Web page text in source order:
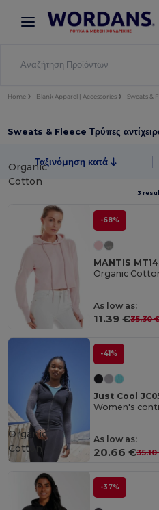
× Εφαρμογή Wordans
Καλύτερες τιμές στην
Home Blank Apparel | Accessories Sweats &
Sweats & Fleece Τρύπες
Ταξινόμηση κατά
3
Organic
Cotton
-68%
MANTIS
As low as:
11.39 €35.30
-41%
Just Cool
Women's
As low as:
20.66 €
Organic
Cotton
-37%